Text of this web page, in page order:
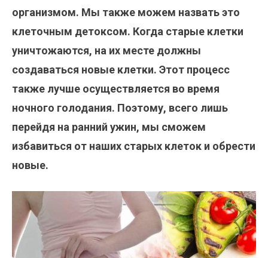
организмом. Мы также можем назвать это
клеточным детоксом. Когда старые клетки
уничтожаются, на их месте должны
создаваться новые клетки. Этот процесс
также лучше осуществляется во время
ночного голодания. Поэтому, всего лишь
перейдя на ранний ужин, мы сможем
избавиться от наших старых клеток и обрести
новые.